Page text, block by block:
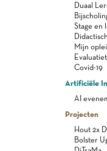
Duaal
Stage en
Mijn
Covid-19
Artificiële
AI
Projecten
Hout 2x
Bolster